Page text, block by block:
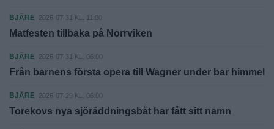
BJÄRE 2026-07-31 KL. 11:00
Matfesten tillbaka på Norrviken
BJÄRE 2026-07-31 KL. 06:00
Från barnens första opera till Wagner under bar himmel
BJÄRE 2026-07-29 KL. 06:00
Torekovs nya sjöräddningsbåt har fått sitt namn